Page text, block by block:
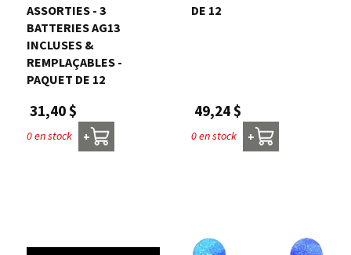
ASSORTIES - 3
BATTERIES AG13
INCLUSES &
REMPLAÇABLES -
PAQUET DE 12
31,40 $
0 en stock +
DE 12
49,24 $
0 en stock +